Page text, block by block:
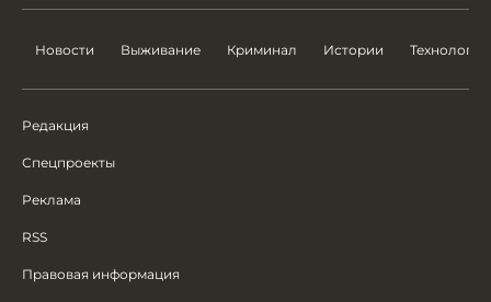
Новости Выживание Криминал Истории Технологии
Редакция
Спецпроекты
Реклама
RSS
Правовая информация